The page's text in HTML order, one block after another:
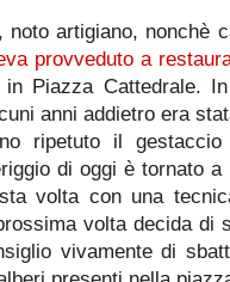
noto artigiano, nonchè
provveduto a
in Piazza Cattedrale.
anni addietro era
ripetuto il
di oggi è tornato
volta con una
volta decida di
vivamente di